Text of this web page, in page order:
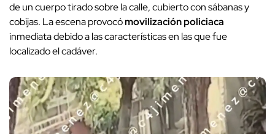
de un cuerpo tirado sobre la calle, cubierto con sábanas y
cobijas. La escena provocómovilización policiaca
inmediata debido a las características en las que fue
localizado el cadáver.